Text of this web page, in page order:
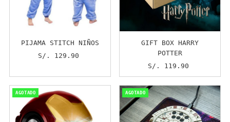
PIJAMA STITCH NIÑOS
Precio
S/. 129.90
GIFT BOX HARRY
POTTER
Precio
normal
S/. 119.90
AGOTADO AGOTADO